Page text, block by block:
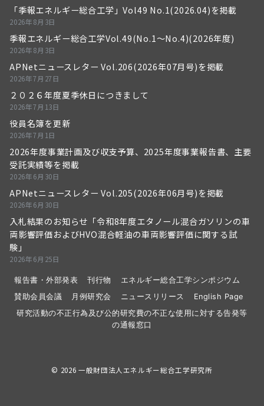
「季報エネルギー総合工学」Vol49 No.1(2026.04)を掲載
2026年8月3日
季報エネルギー総合工学Vol.49(No.1～No.4)(2026年度)
2026年8月3日
APNetニュースレター Vol.206(2026年07月号)を掲載
2026年7月27日
２０２６年度夏季休日につきまして
2026年7月13日
役員名簿を更新
2026年7月1日
2026年度事業計画及び収支予算、2025年度事業報告書、主要
受託実績等を掲載
2026年6月30日
APNetニュースレター Vol.205(2026年06月号)を掲載
2026年6月30日
入札結果のお知らせ「令和8年度エタノール混合ガソリンの車
両影響評価およびHVO混合軽油の車両影響評価に関する試
験」
2026年6月25日
報告書・外部発表 刊行物
エネルギー総合工学シンポジウム
賛助会員会議
月例研究会 ニュースリリース
English Page
研究活動の不正行為及び公的研究費の不正な使用に対する告発等
の通報窓口
© 2026 一般財団法人エネルギー総合工学研究所